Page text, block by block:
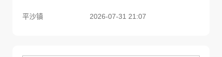
平沙镇 2026-07-31 21:07